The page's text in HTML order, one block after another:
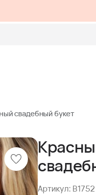
свадебный букет
Артикул: B1752